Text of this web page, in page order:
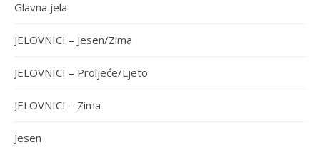
Glavna jela
JELOVNICI – Jesen/Zima
JELOVNICI – Proljeće/Ljeto
JELOVNICI – Zima
Jesen